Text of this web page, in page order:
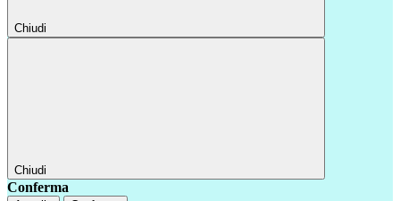
Chiudi
Chiudi
Conferma